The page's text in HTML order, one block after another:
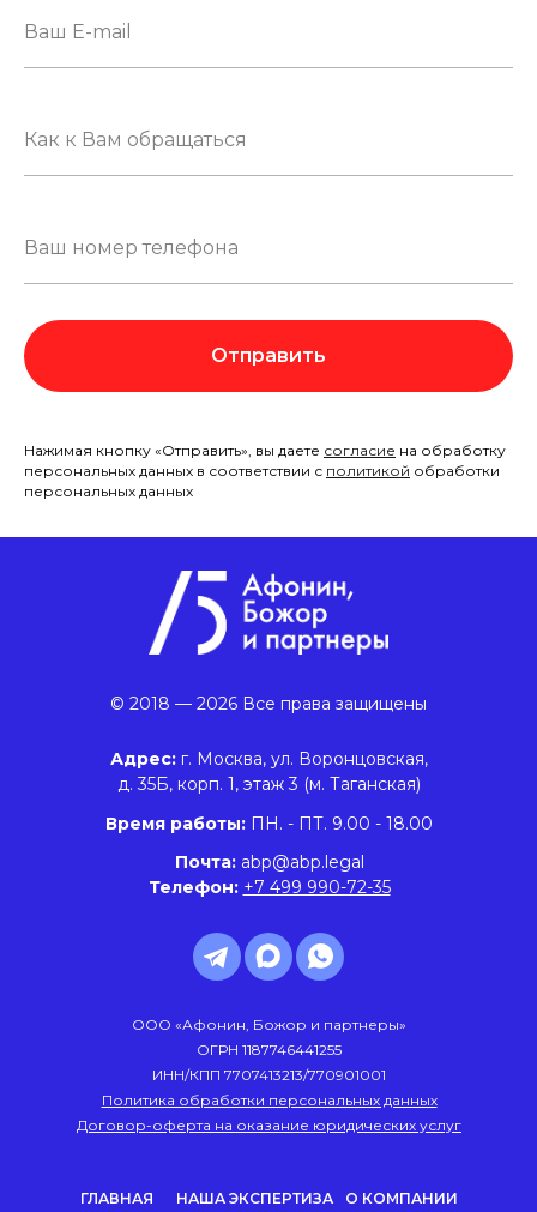
Отправить
Нажимая кнопку «Отправить», вы даете согласие на обработку
персональных данных в соответствии с политикой обработки
персональных данных
НАША ЭКСПЕРТИЗА О КОМПАНИИ
ГЛАВНАЯ
Адрес: г. Москва, ул. Воронцовская,
д. 35Б, корп. 1, этаж 3 (м. Таганская)
© 2018 — 2026 Все права защищены
Время работы: ПН. - ПТ. 9.00 - 18.00
Почта:abp@abp.legal
Телефон: +7 499 990-72-35
ООО «Афонин, Божор и партнеры»
ОГРН 1187746441255
ИНН/КПП 7707413213/770901001
Политика обработки персональных данных
Договор-оферта на оказание юридических услуг